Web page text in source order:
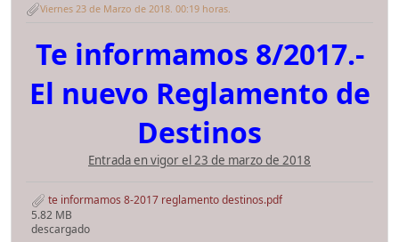
Viernes 23 de Marzo de 2018. 00:19 horas.
Te informamos 8/2017.-
El nuevo Reglamento de
Destinos
Entrada en vigor el 23 de marzo de 2018
te informamos 8-2017 reglamento destinos.pdf
5.82 MB
descargado